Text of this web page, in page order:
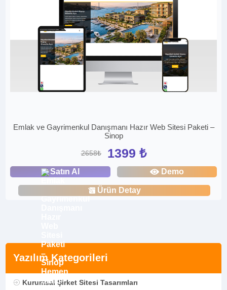
Yazılım Kategorileri
Kurumsal Şirket Sitesi Tasarımları
Emlak ve Gayrimenkul Danışmanı Hazır Web Sitesi Paketi –
Sinop
2658₺ 1399 ₺
Satın Al Demo
Ürün Detay